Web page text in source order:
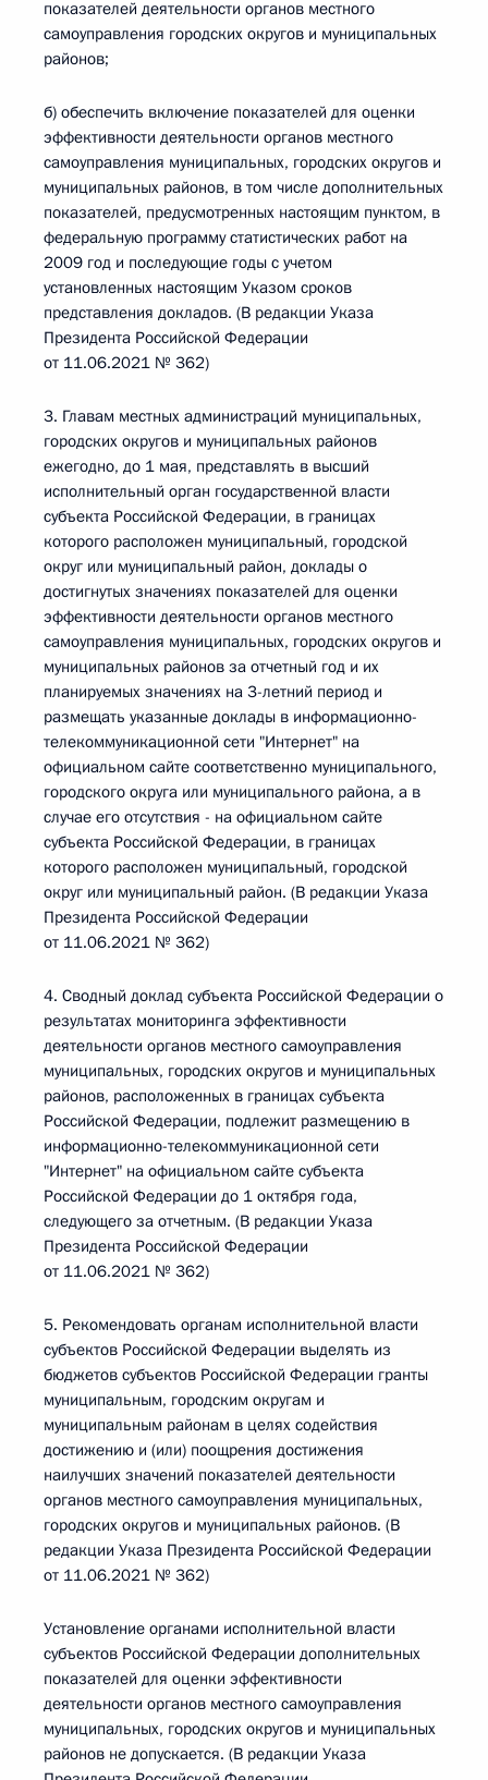
показателей деятельности органов местного
самоуправления городских округов и муниципальных
районов;
б) обеспечить включение показателей для оценки
эффективности деятельности органов местного
самоуправления муниципальных, городских округов и
муниципальных районов, в том числе дополнительных
показателей, предусмотренных настоящим пунктом, в
федеральную программу статистических работ на
2009 год и последующие годы с учетом
установленных настоящим Указом сроков
представления докладов. (В редакции Указа
Президента Российской Федерации
от 11.06.2021 № 362)
3. Главам местных администраций муниципальных,
городских округов и муниципальных районов
ежегодно, до 1 мая, представлять в высший
исполнительный орган государственной власти
субъекта Российской Федерации, в границах
которого расположен муниципальный, городской
округ или муниципальный район, доклады о
достигнутых значениях показателей для оценки
эффективности деятельности органов местного
самоуправления муниципальных, городских округов и
муниципальных районов за отчетный год и их
планируемых значениях на 3-летний период и
размещать указанные доклады в информационно-
телекоммуникационной сети "Интернет" на
официальном сайте соответственно муниципального,
городского округа или муниципального района, а в
случае его отсутствия - на официальном сайте
субъекта Российской Федерации, в границах
которого расположен муниципальный, городской
округ или муниципальный район. (В редакции Указа
Президента Российской Федерации
от 11.06.2021 № 362)
4. Сводный доклад субъекта Российской Федерации о
результатах мониторинга эффективности
деятельности органов местного самоуправления
муниципальных, городских округов и муниципальных
районов, расположенных в границах субъекта
Российской Федерации, подлежит размещению в
информационно-телекоммуникационной сети
"Интернет" на официальном сайте субъекта
Российской Федерации до 1 октября года,
следующего за отчетным. (В редакции Указа
Президента Российской Федерации
от 11.06.2021 № 362)
5. Рекомендовать органам исполнительной власти
субъектов Российской Федерации выделять из
бюджетов субъектов Российской Федерации гранты
муниципальным, городским округам и
муниципальным районам в целях содействия
достижению и (или) поощрения достижения
наилучших значений показателей деятельности
органов местного самоуправления муниципальных,
городских округов и муниципальных районов. (В
редакции Указа Президента Российской Федерации
от 11.06.2021 № 362)
Установление органами исполнительной власти
субъектов Российской Федерации дополнительных
показателей для оценки эффективности
деятельности органов местного самоуправления
муниципальных, городских округов и муниципальных
районов не допускается. (В редакции Указа